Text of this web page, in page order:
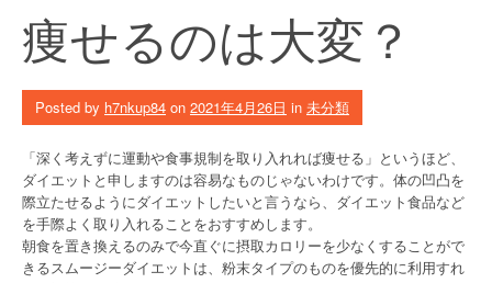
痩せるのは大変？
Posted by h7nkup84 on 2021年4月26日 in 未分類
「深く考えずに運動や食事規制を取り入れれば痩せる」というほど、
ダイエットと申しますのは容易なものじゃないわけです。体の凹凸を
際立たせるようにダイエットしたいと言うなら、ダイエット食品など
を手際よく取り入れることをおすすめします。
朝食を置き換えるのみで今直ぐに摂取カロリーを少なくすることがで
きるスムージーダイエットは、粉末タイプのものを優先的に利用すれ